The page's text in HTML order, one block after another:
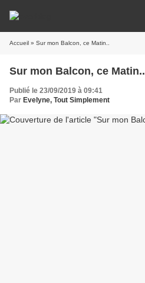
Accueil » Sur mon Balcon, ce Matin..
Sur mon Balcon, ce Matin..
Publié le 23/09/2019 à 09:41
Par Evelyne, Tout Simplement